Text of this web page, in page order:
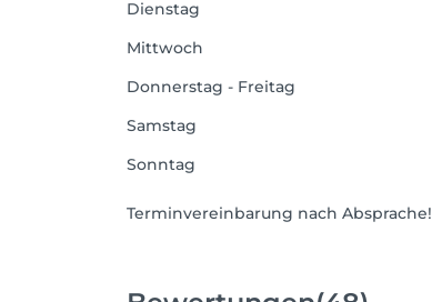
Dienstag
Mittwoch
Donnerstag - Freitag
Samstag
Sonntag
Terminvereinbarung nach Absprache!